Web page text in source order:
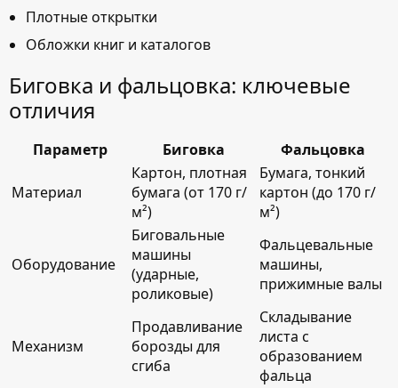
Плотные открытки
Обложки книг и каталогов
Биговка и фальцовка: ключевые
отличия
Параметр Биговка Фальцовка
Материал
Картон, плотная
бумага (от 170 г/
м²)
Бумага, тонкий
картон (до 170 г/
м²)
Оборудование
Биговальные
машины
(ударные,
роликовые)
Фальцевальные
машины,
прижимные валы
Механизм
Продавливание
борозды для
сгиба
Складывание
листа с
образованием
фальца